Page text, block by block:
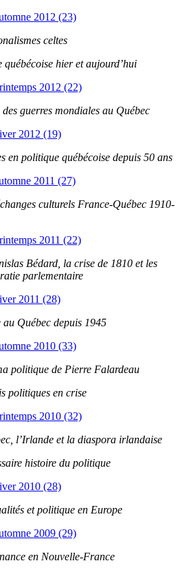
2012 (23)
celtes
québécoise hier et aujourd’hui
2012 (22)
guerres mondiales au Québec
2012 (19)
en politique québécoise depuis 50 ans
2011 (27)
culturels France-Québec 1910-
2011 (22)
Bédard, la crise de 1810 et les
parlementaire
2011 (28)
au Québec depuis 1945
2010 (33)
politique de Pierre Falardeau
politiques en crise
2010 (32)
l’Irlande et la diaspora irlandaise
histoire du politique
2010 (28)
et politique en Europe
2009 (29)
en Nouvelle-France